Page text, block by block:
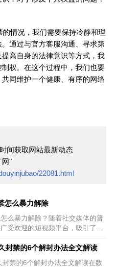
情况，我们需要保持冷静和理
通过与官方客服沟通、寻求第
高自身的法律意识等方式，我
权。在这个过程中，我们也要
同维护一个健康、有序的网络
间获取网站最新动态
网"
22081.html
怎么暴力解除
么暴力解除？随着社交媒体的普
受欢迎的短视频平台，吸引了无
封禁的6个解封办法全文解读
禁的6个解封办法全文解读在数